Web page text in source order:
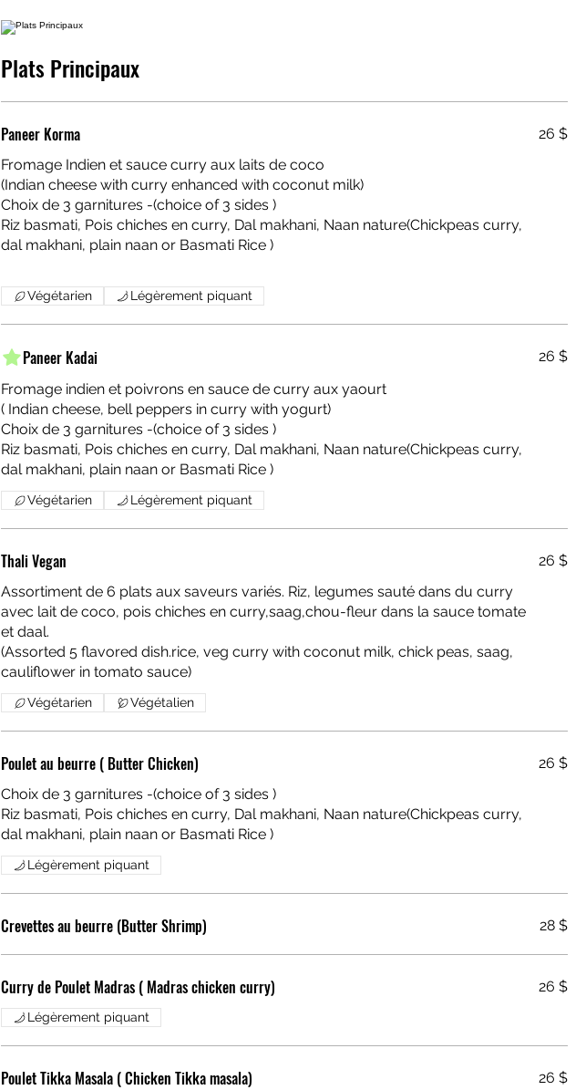
Plats Principaux
Paneer Korma
Fromage Indien et sauce curry aux laits de coco
(Indian cheese with curry enhanced with coconut milk)
Choix de 3 garnitures -(choice of 3 sides )
Riz basmati, Pois chiches en curry, Dal makhani, Naan nature(Chickpeas curry,
dal makhani, plain naan or Basmati Rice )
26 $
Végétarien Légèrement piquant
Paneer Kadai
Fromage indien et poivrons en sauce de curry aux yaourt
( Indian cheese, bell peppers in curry with yogurt)
Choix de 3 garnitures -(choice of 3 sides )
Riz basmati, Pois chiches en curry, Dal makhani, Naan nature(Chickpeas curry,
26 $
Végétarien Légèrement piquant
Thali Vegan
Assortiment de 6 plats aux saveurs variés. Riz, legumes sauté dans du curry
avec lait de coco, pois chiches en curry,saag,chou-fleur dans la sauce tomate
et daal.
(Assorted 5 flavored dish.rice, veg curry with coconut milk, chick peas, saag,
cauliflower in tomato sauce)
26 $
Végétarien Végétalien
Poulet au beurre ( Butter Chicken)
Choix de 3 garnitures -(choice of 3 sides )
Riz basmati, Pois chiches en curry, Dal makhani, Naan nature(Chickpeas curry,
26 $
Légèrement piquant
Crevettes au beurre (Butter Shrimp) 28 $
Curry de Poulet Madras ( Madras chicken curry) 26 $
Légèrement piquant
Poulet Tikka Masala ( Chicken Tikka masala) 26 $